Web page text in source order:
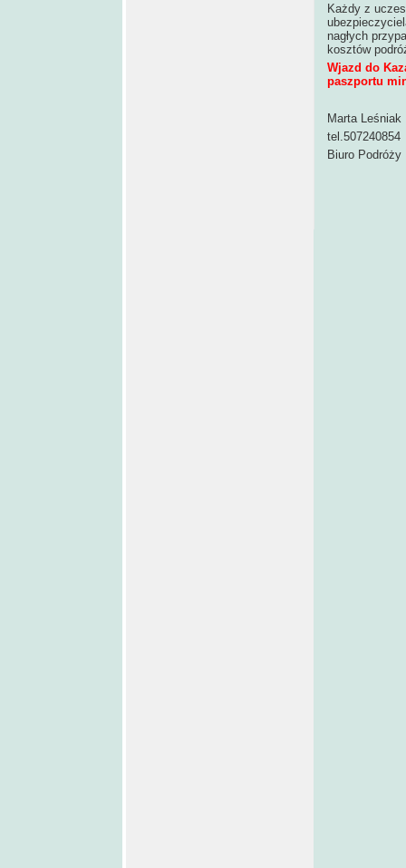
Każdy z
nagłych
kosztów
Wjazd do
paszportu
Marta Leśniak
tel.507240854
Biuro Podróży